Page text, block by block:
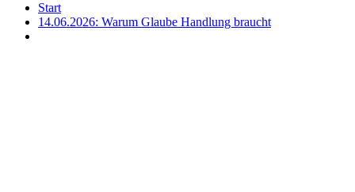
Start
14.06.2026: Warum Glaube Handlung braucht